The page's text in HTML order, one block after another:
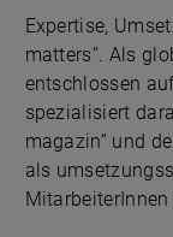
Expertise,
matters“. Als
entschlossen
spezialisiert
magazin“ und
als